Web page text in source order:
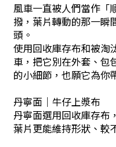
風車一直被人們當作「
撥，葉片轉動的那一瞬
頭。
使用回收庫存布和被淘
車， 把它別在外套、包
的小細節 ，也願它為你
丹寧面｜牛仔上漿布
丹寧面選用回收庫存布
葉片更能維持形狀、較